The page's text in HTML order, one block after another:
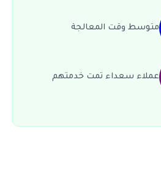
متوسط وقت المعالجة
عملاء سعداء تمت خدمتهم